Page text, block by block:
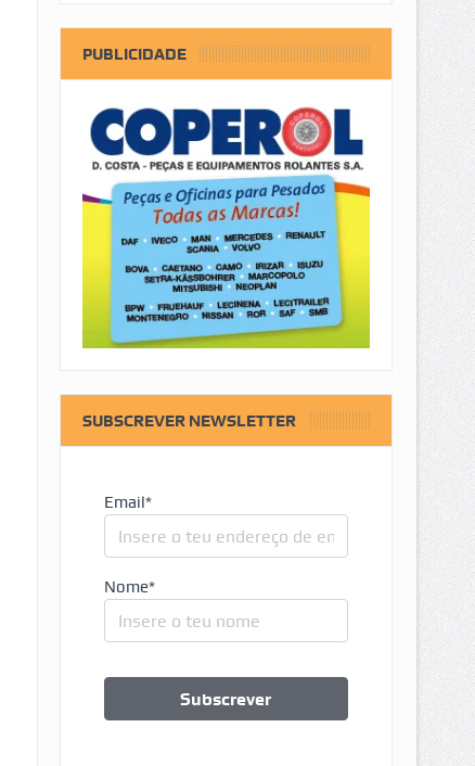
PUBLICIDADE
SUBSCREVER NEWSLETTER
Email*
Nome*